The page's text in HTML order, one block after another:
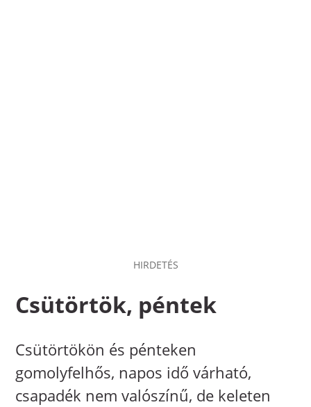
HIRDETÉS
Csütörtök, péntek
Csütörtökön és pénteken
gomolyfelhős, napos idő várható,
csapadék nem valószínű, de keleten